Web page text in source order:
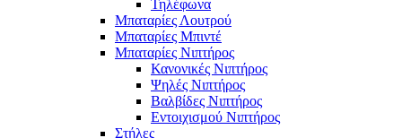
Τηλέφωνα
Μπαταρίες Λουτρού
Μπαταρίες Μπιντέ
Μπαταρίες Νιπτήρος
Κανονικές Νιπτήρος
Ψηλές Νιπτήρος
Βαλβίδες Νιπτήρος
Εντοιχισμού Νιπτήρος
Στήλες